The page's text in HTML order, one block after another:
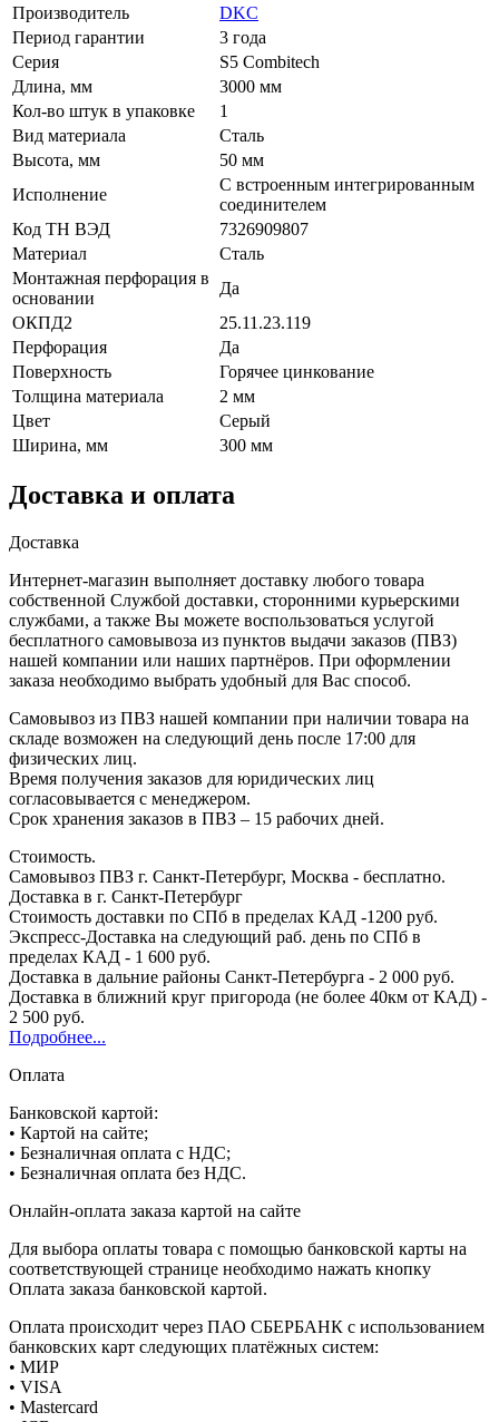
Производитель
DKC
Период гарантии
3 года
Серия
S5 Combitech
Длина, мм
3000 мм
Кол-во штук в упаковке
1
Вид материала
Сталь
Высота, мм
50 мм
Исполнение
С встроенным интегрированным
соединителем
Код ТН ВЭД
7326909807
Материал
Сталь
Монтажная перфорация в
основании
Да
ОКПД2
25.11.23.119
Перфорация
Да
Поверхность
Горячее цинкование
Толщина материала
2 мм
Цвет
Серый
Ширина, мм
300 мм
Доставка и оплата
Доставка
Интернет-магазин выполняет доставку любого товара
собственной Службой доставки, сторонними курьерскими
службами, а также Вы можете воспользоваться услугой
бесплатного самовывоза из пунктов выдачи заказов (ПВЗ)
нашей компании или наших партнёров. При оформлении
заказа необходимо выбрать удобный для Вас способ.
Самовывоз из ПВЗ нашей компании при наличии товара на
складе возможен на следующий день после 17:00 для
физических лиц.
Время получения заказов для юридических лиц
согласовывается с менеджером.
Срок хранения заказов в ПВЗ – 15 рабочих дней.
Стоимость.
Самовывоз ПВЗ г. Санкт-Петербург, Москва - бесплатно.
Доставка в г. Санкт-Петербург
Стоимость доставки по СПб в пределах КАД -1200 руб.
Экспресс-Доставка на следующий раб. день по СПб в
пределах КАД - 1 600 руб.
Доставка в дальние районы Санкт-Петербурга - 2 000 руб.
Доставка в ближний круг пригорода (не более 40км от КАД) -
2 500 руб.
Подробнее...
Оплата
Банковской картой:
• Картой на сайте;
• Безналичная оплата с НДС;
• Безналичная оплата без НДС.
Онлайн-оплата заказа картой на сайте
Для выбора оплаты товара с помощью банковской карты на
соответствующей странице необходимо нажать кнопку
Оплата заказа банковской картой.
Оплата происходит через ПАО СБЕРБАНК с использованием
банковских карт следующих платёжных систем:
• МИР
• VISA
• Mastercard